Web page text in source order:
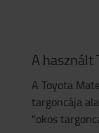
A használt
A Toyota
targoncája
"okos